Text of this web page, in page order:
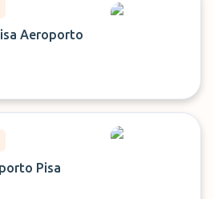
Aeroporto
Pisa